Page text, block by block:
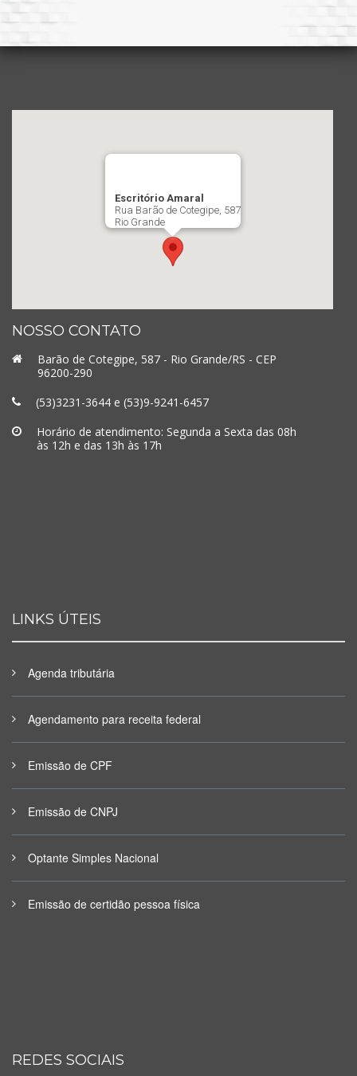
Escritório Amaral
Rua Barão de Cotegipe, 587
Rio Grande
NOSSO CONTATO
Barão de Cotegipe, 587 - Rio Grande/RS - CEP
96200-290
(53)3231-3644 e (53)9-9241-6457
Horário de atendimento: Segunda a Sexta das 08h
às 12h e das 13h às 17h
LINKS ÚTEIS
Agenda tributária
Agendamento para receita federal
Emissão de CPF
Emissão de CNPJ
Optante Simples Nacional
Emissão de certidão pessoa física
REDES SOCIAIS